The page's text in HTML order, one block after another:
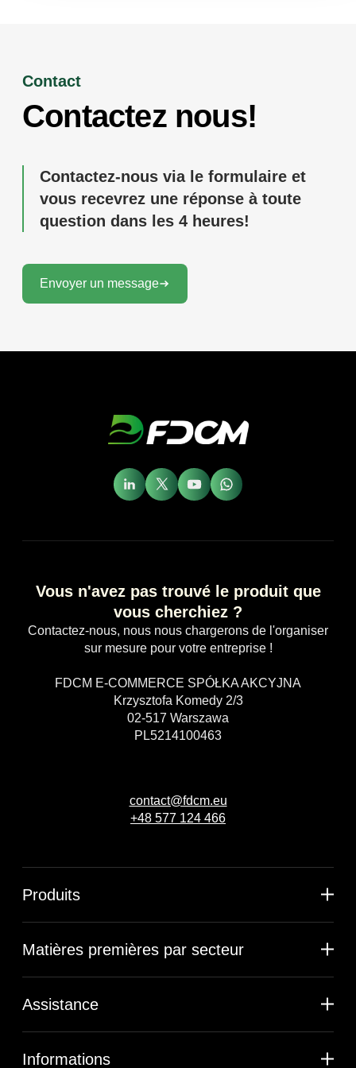
Contact
Contactez nous!
Contactez-nous via le formulaire et
vous recevrez une réponse à toute
question dans les 4 heures!
Envoyer un message
Vous n'avez pas trouvé le produit que
vous cherchiez ?
Contactez-nous, nous nous chargerons de l'organiser
sur mesure pour votre entreprise !
FDCM E-COMMERCE SPÓŁKA AKCYJNA
Krzysztofa Komedy 2/3
02-517 Warszawa
PL5214100463
contact@fdcm.eu
+48 577 124 466
Produits
Matières premières par secteur
Assistance
Informations